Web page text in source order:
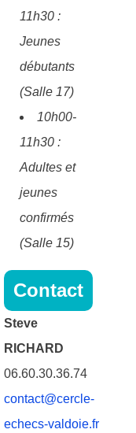
11h30 :
Jeunes
débutants
(Salle 17)
10h00-
11h30 :
Adultes et
jeunes
confirmés
(Salle 15)
Contact
Steve
RICHARD
06.60.30.36.74
contact@cercle-
echecs-valdoie.fr